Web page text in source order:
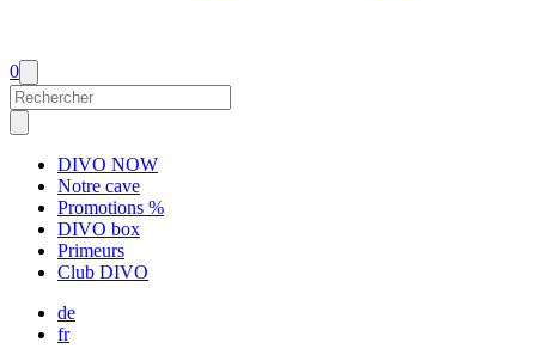
0
DIVO NOW
Notre cave
Promotions %
DIVO box
Primeurs
Club DIVO
de
fr